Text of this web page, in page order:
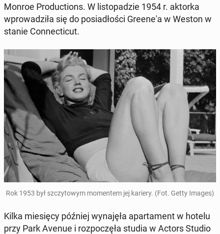
Monroe Pro­duc­tions. W li­sto­pa­dzie 1954 r. aktorka
wpro­wa­dzi­ła się do po­sia­dło­ści Gre­ene­'a w Weston w
stanie Con­nec­ti­cut.
Rok 1953 był szczy­to­wym mo­men­tem jej kariery. (Fot. Getty Images)
Kilka mie­się­cy później wy­na­ję­ła apar­ta­ment w hotelu
przy Park Avenue i roz­po­czę­ła studia w Actors Studio